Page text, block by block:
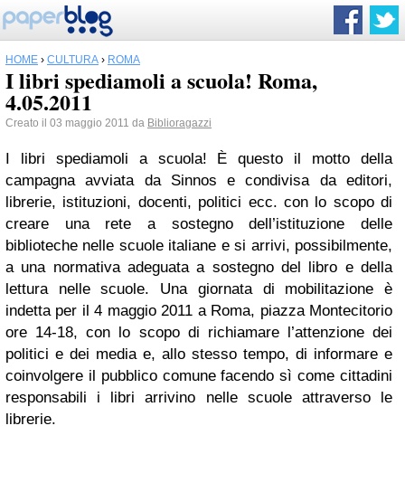
HOME › CULTURA › ROMA
I libri spediamoli a scuola! Roma,
4.05.2011
Creato il 03 maggio 2011 da Biblioragazzi
I libri spediamoli a scuola! È questo il motto della
campagna avviata da Sinnos e condivisa da editori,
librerie, istituzioni, docenti, politici ecc. con lo scopo di
creare una rete a sostegno dell’istituzione delle
biblioteche nelle scuole italiane e si arrivi, possibilmente,
a una normativa adeguata a sostegno del libro e della
lettura nelle scuole. Una giornata di mobilitazione è
indetta per il 4 maggio 2011 a Roma, piazza Montecitorio
ore 14-18, con lo scopo di richiamare l’attenzione dei
politici e dei media e, allo stesso tempo, di informare e
coinvolgere il pubblico comune facendo sì come cittadini
responsabili i libri arrivino nelle scuole attraverso le
librerie.